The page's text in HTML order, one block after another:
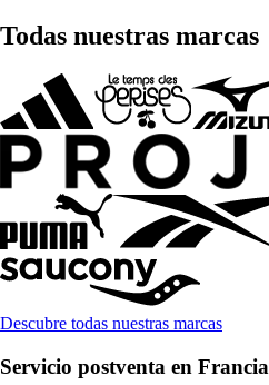
Todas nuestras marcas
Descubre todas nuestras marcas
Servicio postventa en Francia